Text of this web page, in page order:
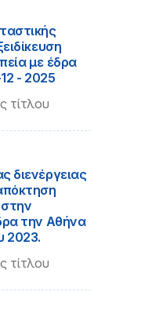
με έδρα
- 2025
τίτλου
διενέργειας
στην
την Αθήνα
2023.
τίτλου